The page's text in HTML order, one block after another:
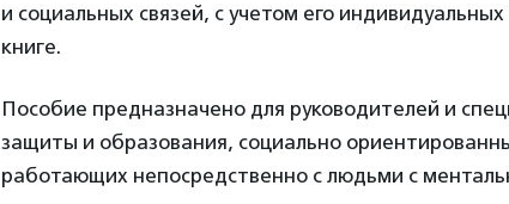
и социальных связей, с учетом его
книге.
Пособие предназначено для руководителей и
защиты и образования, социально
работающих непосредственно с людьми с